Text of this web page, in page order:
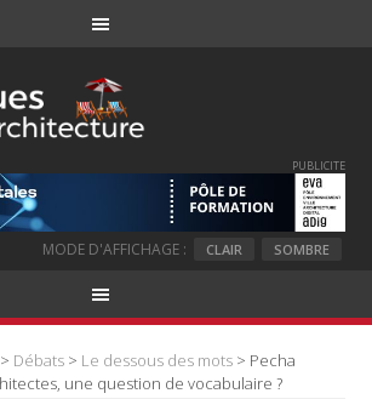
PUBLICITE
MODE D'AFFICHAGE : CLAIR SOMBRE
> Débats > Le dessous des mots > Pecha
une question de vocabulaire ?